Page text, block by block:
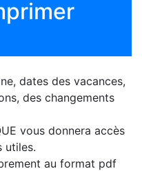
dates des vacances,
des changements
vous donnera accès
utiles.
au format pdf